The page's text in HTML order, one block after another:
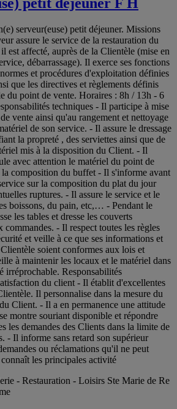
petit déjeuner F H
serveur(euse) petit déjeuner. Missions
assure le service de la restauration du
est affecté, auprès de la Clientèle (mise en
débarrassage). Il exerce ses fonctions
et procédures d'exploitation définies
que les directives et règlements définis
du point de vente. Horaires : 8h / 13h - 6
techniques - Il participe à mise
vente ainsi qu'au rangement et nettoyage
de son service. - Il assure le dressage
la propreté , des serviettes ainsi que de
mis à la disposition du Client. - Il
avec attention le matériel du point de
composition du buffet - Il s'informe avant
sur la composition du plat du jour
ruptures. - Il assure le service et le
boissons, du pain, etc,… - Pendant le
les tables et dresse les couverts
commandes. - Il respect toutes les règles
et veille à ce que ses informations et
soient conformes aux lois et
à maintenir les locaux et le matériel dans
irréprochable. Responsabilités
du client - Il établit d'excellentes
Il personnalise dans la mesure du
Client. - Il a en permanence une attitude
montre souriant disponible et répondre
les demandes des Clients dans la limite de
- Il informe sans retard son supérieur
ou réclamations qu'il ne peut
les principales activité
- Restauration - Loisirs Ste Marie de Re